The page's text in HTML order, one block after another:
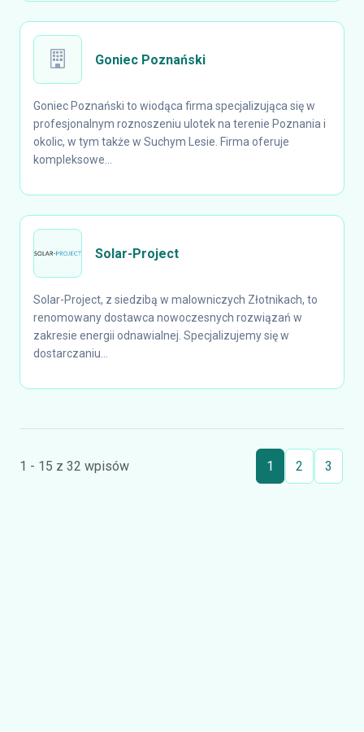
Goniec Poznański
Goniec Poznański to wiodąca firma specjalizująca się w
profesjonalnym roznoszeniu ulotek na terenie Poznania i
okolic, w tym także w Suchym Lesie. Firma oferuje
kompleksowe...
Solar-Project
Solar-Project, z siedzibą w malowniczych Złotnikach, to
renomowany dostawca nowoczesnych rozwiązań w
zakresie energii odnawialnej. Specjalizujemy się w
dostarczaniu...
1 - 15 z 32 wpisów 1 2 3